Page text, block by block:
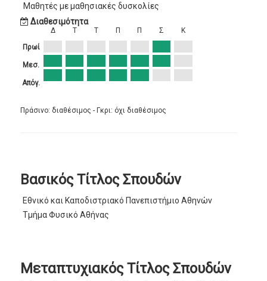
Μαθητές με μαθησιακές δυσκολίες
Διαθεσιμότητα
Πρωί
Μεσ.
Απόγ.
Δ Τ Τ Π Π Σ Κ
Πράσινο: διαθέσιμος - Γκρι: όχι διαθέσιμος
Βασικός Τίτλος Σπουδών
Εθνικό και Καποδιστριακό Πανεπιστήμιο Αθηνών
Τμήμα Φυσικό Αθήνας
Μεταπτυχιακός Τίτλος Σπουδών